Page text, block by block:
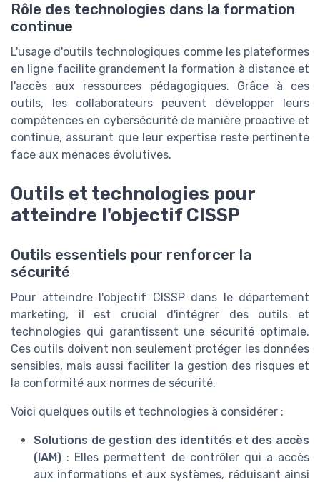
Rôle des technologies dans la formation
continue
L'usage d'outils technologiques comme les plateformes
en ligne facilite grandement la formation à distance et
l'accès aux ressources pédagogiques. Grâce à ces
outils, les collaborateurs peuvent développer leurs
compétences en cybersécurité de manière proactive et
continue, assurant que leur expertise reste pertinente
face aux menaces évolutives.
Outils et technologies pour
atteindre l'objectif CISSP
Outils essentiels pour renforcer la
sécurité
Pour atteindre l'objectif CISSP dans le département
marketing, il est crucial d'intégrer des outils et
technologies qui garantissent une sécurité optimale.
Ces outils doivent non seulement protéger les données
sensibles, mais aussi faciliter la gestion des risques et
la conformité aux normes de sécurité.
Voici quelques outils et technologies à considérer :
Solutions de gestion des identités et des accès
(IAM) : Elles permettent de contrôler qui a accès
aux informations et aux systèmes, réduisant ainsi